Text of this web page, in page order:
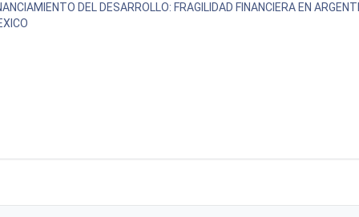
DEL DESARROLLO: FRAGILIDAD FINANCIERA EN